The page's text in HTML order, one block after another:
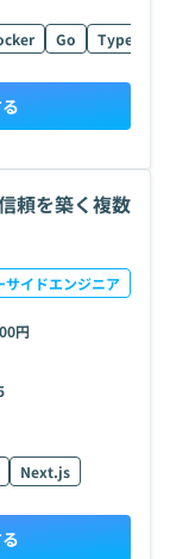
Go
頼を築く複数
サイドエンジニア
円
Next.js